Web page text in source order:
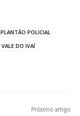
PLANTÃO POLICIAL
VALE DO IVAÍ
Próximo artigo